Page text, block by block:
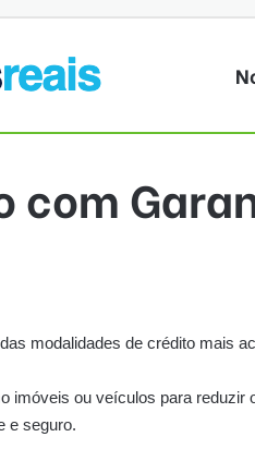
com
modalidades de crédito mais
imóveis ou veículos para
e seguro.